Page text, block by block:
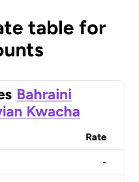
table for
Bahraini
Kwacha
Rate
-